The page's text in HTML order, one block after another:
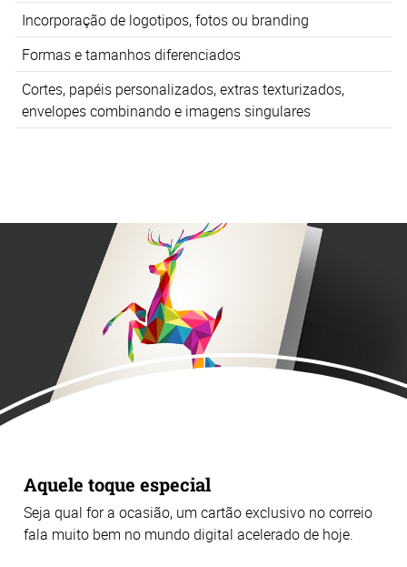
Incorporação de logotipos, fotos ou branding
Formas e tamanhos diferenciados
Cortes, papéis personalizados, extras texturizados,
envelopes combinando e imagens singulares
Aquele toque especial
Seja qual for a ocasião, um cartão exclusivo no correio
fala muito bem no mundo digital acelerado de hoje.